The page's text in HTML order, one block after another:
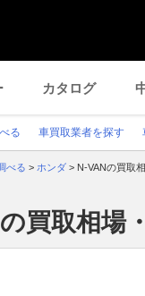
カタログ
る 車買取業者を探す
べる > ホンダ > N-VANの買取
買取相場